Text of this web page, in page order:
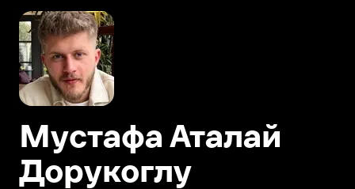
Мустафа Аталай
Дорукоглу